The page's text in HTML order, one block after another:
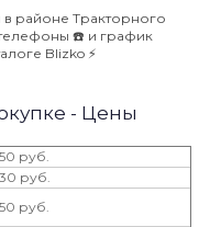
в районе Тракторного
телефоны ☎️ и график
Blizko ⚡️
- Цены
руб.
руб.
руб.